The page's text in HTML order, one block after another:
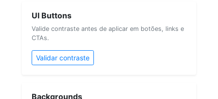
UI Buttons
Valide contraste antes de aplicar em botões, links e
CTAs.
Validar contraste
Backgrounds